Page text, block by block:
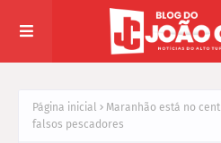
Página inicial
Maranhão está no
falsos pescadores